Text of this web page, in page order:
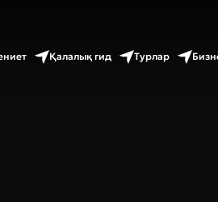
Қалалық гид Турлар